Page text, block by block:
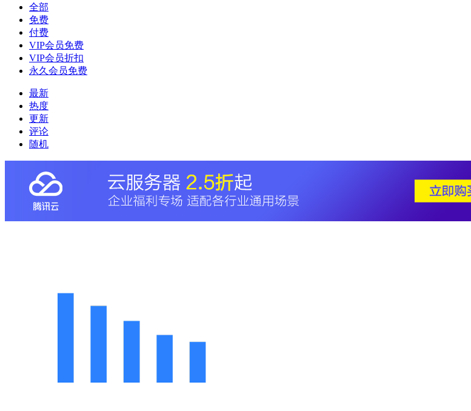
全部
免费
付费
VIP会员免费
VIP会员折扣
永久会员免费
最新
热度
更新
评论
随机